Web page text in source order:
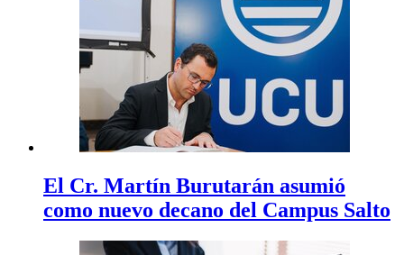
El Cr. Martín Burutarán asumió
como nuevo decano del Campus Salto